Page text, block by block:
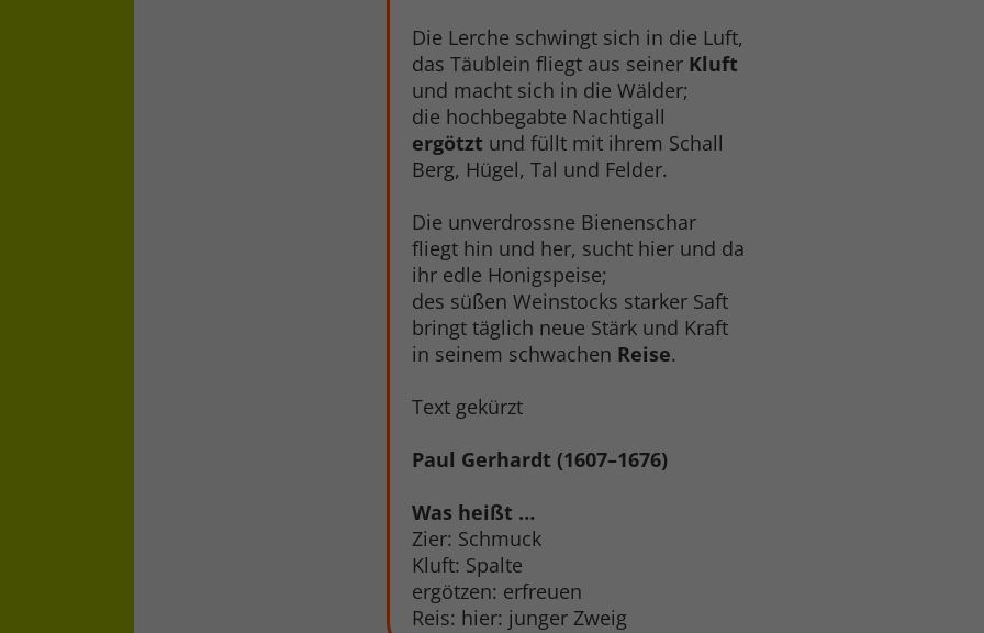
Die Lerche schwingt sich in die Luft,
das Täublein fliegt aus seiner Kluft
und macht sich in die Wälder;
die hochbegabte Nachtigall
ergötzt und füllt mit ihrem Schall
Berg, Hügel, Tal und Felder.
Die unverdrossne Bienenschar
fliegt hin und her, sucht hier und da
ihr edle Honigspeise;
des süßen Weinstocks starker Saft
bringt täglich neue Stärk und Kraft
in seinem schwachen Reise.
Text gekürzt
Paul Gerhardt (1607–1676)
Was heißt …
Zier: Schmuck
Kluft: Spalte
ergötzen: erfreuen
Reis: hier: junger Zweig